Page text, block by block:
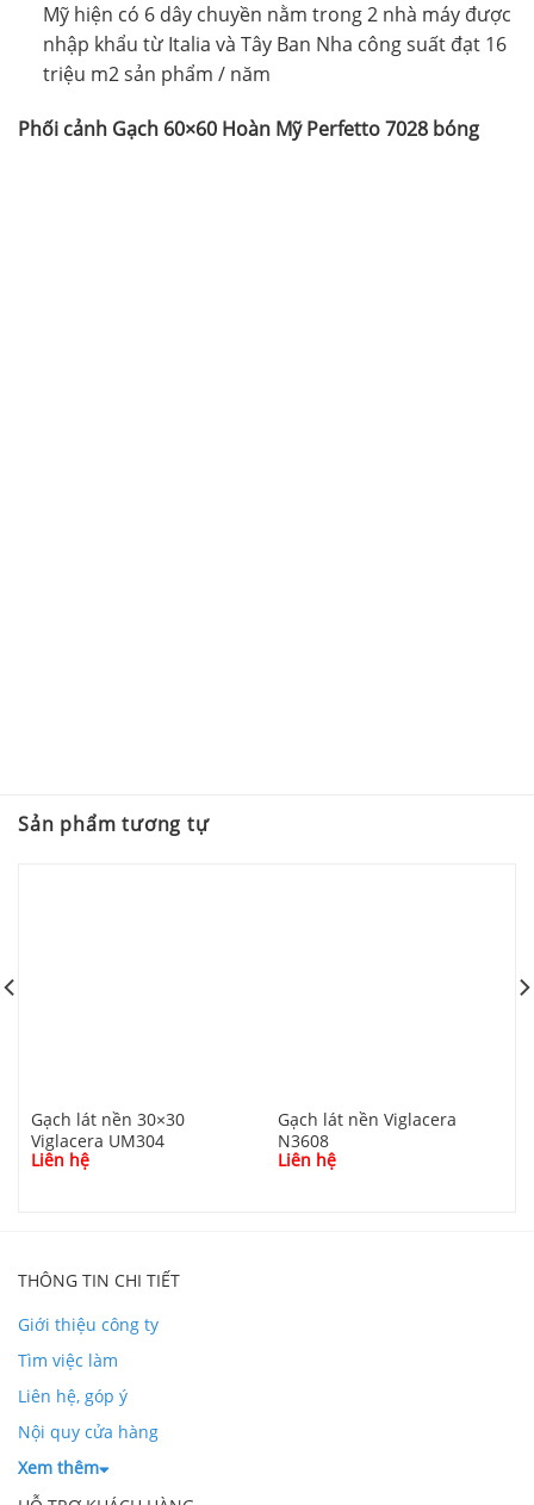
Mỹ hiện có 6 dây chuyền nằm trong 2 nhà máy được
nhập khẩu từ Italia và Tây Ban Nha công suất đạt 16
triệu m2 sản phẩm / năm
Phối cảnh Gạch 60×60 Hoàn Mỹ Perfetto 7028 bóng
Sản phẩm tương tự
Gạch lát nền 30×30
Viglacera UM304
Liên hệ
Gạch lát nền Viglacera
N3608
Liên hệ
THÔNG TIN CHI TIẾT
Giới thiệu công ty
Tìm việc làm
Liên hệ, góp ý
Nội quy cửa hàng
Xem thêm